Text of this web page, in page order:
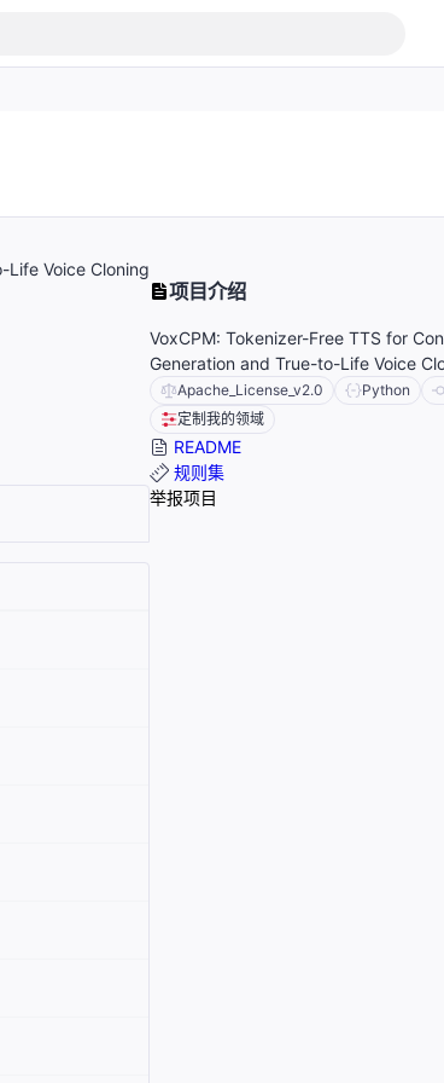
Life Voice Cloning
项目介绍
VoxCPM: Tokenizer-Free TTS for
Generation and True-to-Life Voice
Apache_License_v2.0 Python
定制我的领域
README
规则集
举报项目